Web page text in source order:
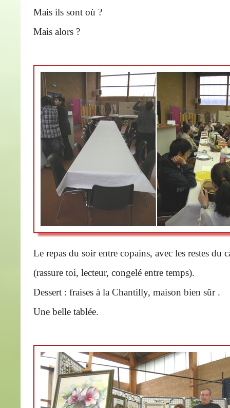
Mais ils sont où ?
Mais alors ?
Le repas du soir entre copains, avec les restes du
(rassure toi, lecteur, congelé entre temps).
Dessert : fraises à la Chantilly, maison bien sûr .
Une belle tablée.